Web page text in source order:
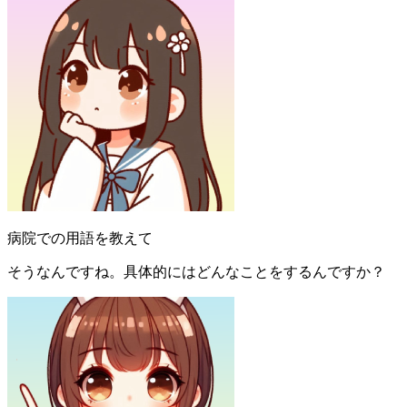
病院での用語を教えて
そうなんですね。具体的にはどんなことをするんですか？